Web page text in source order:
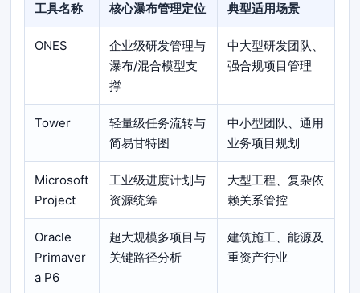
工具名称 核心瀑布管理定位 典型适用场景
ONES
企业级研发管理与
瀑布/混合模型支
撑
中大型研发团队、
强合规项目管理
Tower
轻量级任务流转与
简易甘特图
中小型团队、通用
业务项目规划
Microsoft
Project
工业级进度计划与
资源统筹
大型工程、复杂依
赖关系管控
Oracle
Primaver
a P6
超大规模多项目与
关键路径分析
建筑施工、能源及
重资产行业